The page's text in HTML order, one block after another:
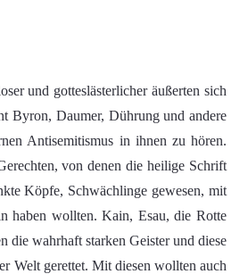
und gotteslästerlicher äußerten sich
Byron, Daumer, Dührung und andere
Antisemitismus in ihnen zu hören.
von denen die heilige Schrift
Köpfe, Schwächlinge gewesen, mit
haben wollten. Kain, Esau, die Rotte
die wahrhaft starken Geister und diese
Welt gerettet. Mit diesen wollten auch